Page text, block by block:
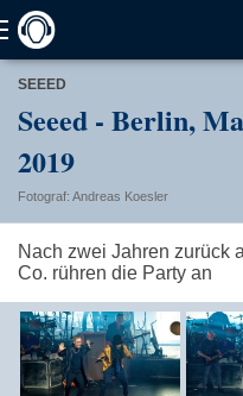
SEEED
Seeed - Berlin,
2019
Fotograf: Andreas Koesler
Nach zwei Jahren zurück
Co. rühren die Party an